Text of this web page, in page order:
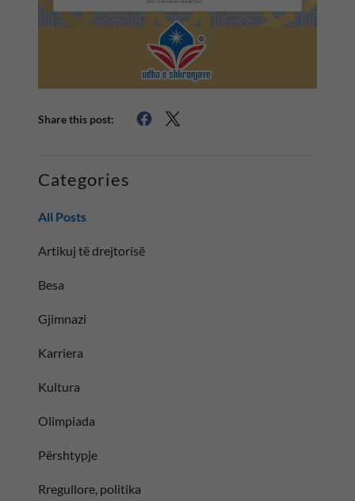
Share this post:
Categories
All Posts
Artikuj të drejtorisë
Besa
Gjimnazi
Karriera
Kultura
Olimpiada
Përshtypje
Rregullore, politika